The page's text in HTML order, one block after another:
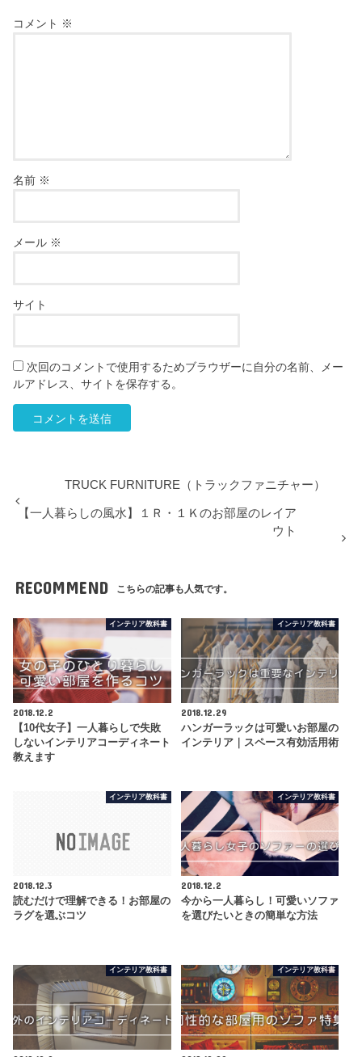
コメント ※
名前 ※
メール ※
サイト
次回のコメントで使用するためブラウザーに自分の名前、メー
ルアドレス、サイトを保存する。
TRUCK FURNITURE（トラックファニチャー）
【一人暮らしの風水】１Ｒ・１Ｋのお部屋のレイア
ウト
RECOMMEND こちらの記事も人気です。
インテリア教科書
2018.12.2
【10代女子】一人暮らしで失敗
しないインテリアコーディネート
教えます
インテリア教科書
2018.12.29
ハンガーラックは可愛いお部屋の
インテリア｜スペース有効活用術
インテリア教科書
2018.12.3
読むだけで理解できる！お部屋の
ラグを選ぶコツ
インテリア教科書
2018.12.2
今から一人暮らし！可愛いソファ
を選びたいときの簡単な方法
インテリア教科書 インテリア教科書